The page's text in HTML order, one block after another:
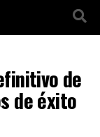
de
de éxito